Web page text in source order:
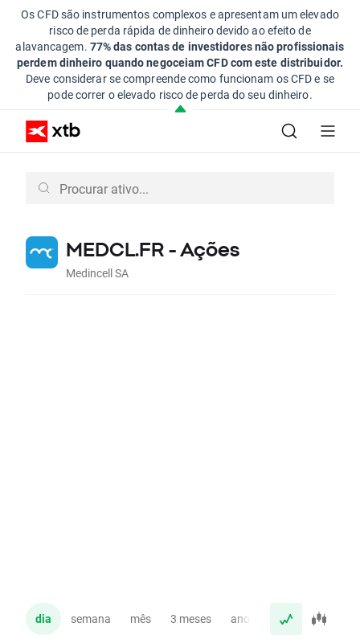
Os CFD são instrumentos complexos e apresentam um elevado
risco de perda rápida de dinheiro devido ao efeito de
alavancagem. 77% das contas de investidores não profissionais
perdem dinheiro quando negoceiam CFD com este distribuidor.
Deve considerar se compreende como funcionam os CFD e se
pode correr o elevado risco de perda do seu dinheiro.
MEDCL.FR - Ações
Medincell SA
dia semana mês 3 meses ano